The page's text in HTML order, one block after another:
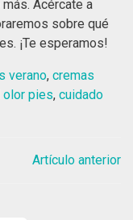
Acércate a
sobre qué
¡Te esperamos!
verano, cremas
olor pies, cuidado
Artículo anterior